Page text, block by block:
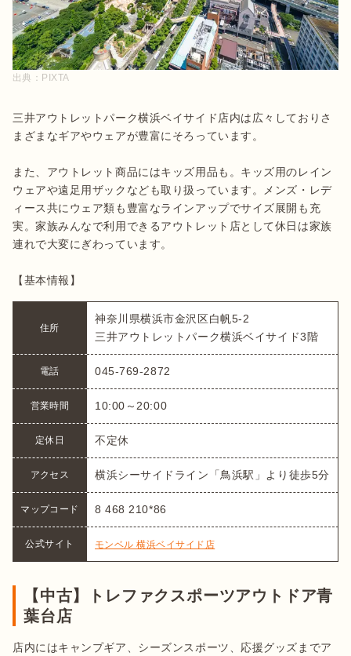
出典： PIXTA
三井アウトレットパーク横浜ベイサイド店内は広々しておりさ
まざまなギアやウェアが豊富にそろっています。
また、アウトレット商品にはキッズ用品も。キッズ用のレイン
ウェアや遠足用ザックなども取り扱っています。メンズ・レデ
ィース共にウェア類も豊富なラインアップでサイズ展開も充
実。家族みんなで利用できるアウトレット店として休日は家族
連れで大変にぎわっています。
【基本情報】
住所
神奈川県横浜市金沢区白帆5-2
三井アウトレットパーク横浜ベイサイド3階
電話 045-769-2872
営業時間 10:00～20:00
定休日 不定休
アクセス 横浜シーサイドライン「鳥浜駅」より徒歩5分
マップコード 8 468 210*86
公式サイト モンベル 横浜ベイサイド店
【中古】トレファクスポーツアウトドア青
葉台店
店内にはキャンプギア、シーズンスポーツ、応援グッズまでア